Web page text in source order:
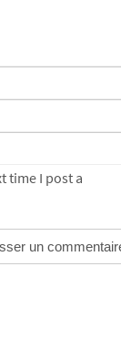
time I post a